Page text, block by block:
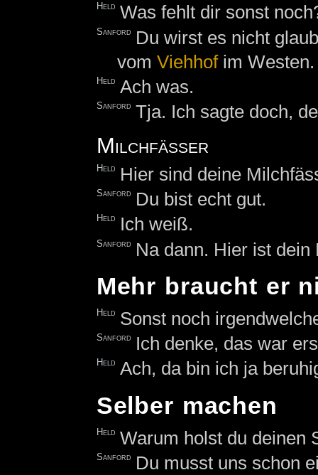
Held Was fehlt dir sonst
Sanford
Du wirst es nicht
vom Viehhofim Westen.
Held Ach was.
Sanford Tja. Ich sagte doch,
Milchfässer
Held Hier sind deine
Sanford Du bist echt gut.
Held Ich weiß.
Sanford Na dann. Hier ist dein
Mehr braucht er
Held Sonst noch
Sanford Ich denke, das war
Held Ach, da bin ich ja
Selber machen
Held Warum holst du deinen
Sanford Du musst uns schon